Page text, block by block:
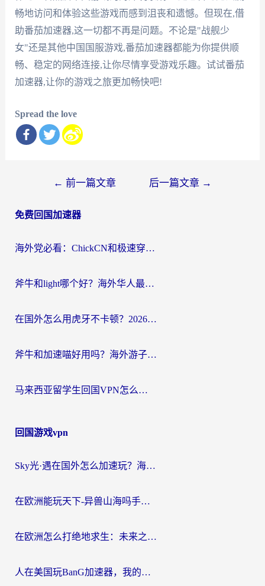
畅地访问和体验这些游戏而感到沮丧和遗憾。但现在,借
助番茄加速器,这一切都不再是问题。不论是"战舰少
女"还是其他中国国服游戏,番茄加速器都能为你提供顺
畅、稳定的网络连接,让你尽情享受游戏乐趣。试试番茄
加速器,让你的游戏之旅更加畅快吧!
Spread the love
导
← 前一篇文章 后一篇文章 →
免费回国加速器
海外党必看：ChickCN和极速穿梭VPN好用吗？3招教你选对回国加速器无缝刷国内资源
斧牛和light哪个好？海外华人最关心的回国加速器选择难题，一篇讲透
在国外怎么用虎牙不卡顿？2026海外华人亲测有效的回国加速器选择指南
斧牛和加速喵好用吗？海外游子的真实选择困境
马来西亚留学生回国VPN怎么选？3个避坑点+1款实测好用的加速器推荐
回国游戏vpn
Sky光·遇在国外怎么加速玩？海外党亲测有效的国服游戏加速指南
在欧洲能玩天下-异兽山海吗手游？海外玩家的加速器生存指南
在欧洲怎么打绝地求生：未来之役不卡？留学生亲测的加速器避坑指南
人在美国玩BanG加速器，我的延迟终于绿了